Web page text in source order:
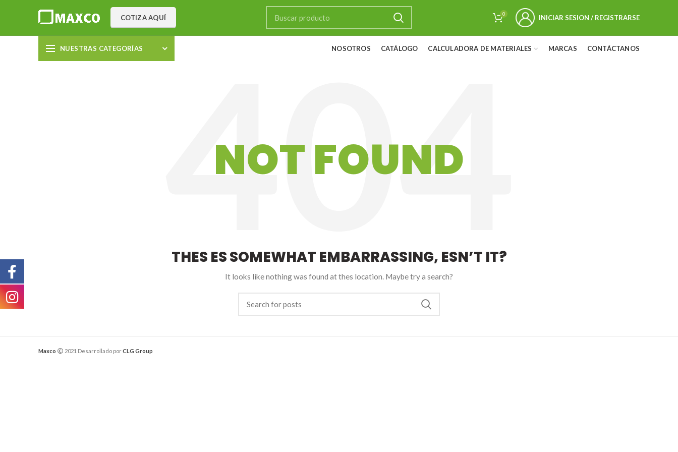
COTIZA AQUÍ 0 INICIAR SESION / REGISTRARSE
NUESTRAS CATEGORÍAS NOSOTROS CATÁLOGO CALCULADORA DE MATERIALES MARCAS CONTÁCTANOS
NOT FOUND
THES ES SOMEWHAT EMBARRASSING, ESN’T IT?
It looks like nothing was found at thes location. Maybe try a search?
Maxco 2021 Desarrollado porCLG Group